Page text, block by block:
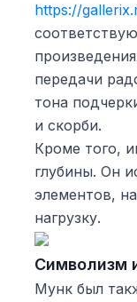
https://
передачи
тона
и скорби.
Кроме того,
глубины. Он
элементов,
нагрузку.
Символизм
Мунк был